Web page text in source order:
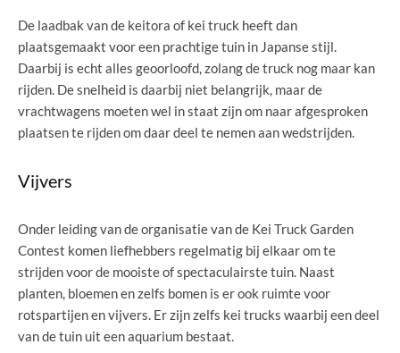
De laadbak van de keitora of kei truck heeft dan
plaatsgemaakt voor een prachtige tuin in Japanse stijl.
Daarbij is echt alles geoorloofd, zolang de truck nog maar kan
rijden. De snelheid is daarbij niet belangrijk, maar de
vrachtwagens moeten wel in staat zijn om naar afgesproken
plaatsen te rijden om daar deel te nemen aan wedstrijden.
Vijvers
Onder leiding van de organisatie van de Kei Truck Garden
Contest komen liefhebbers regelmatig bij elkaar om te
strijden voor de mooiste of spectaculairste tuin. Naast
planten, bloemen en zelfs bomen is er ook ruimte voor
rotspartijen en vijvers. Er zijn zelfs kei trucks waarbij een deel
van de tuin uit een aquarium bestaat.